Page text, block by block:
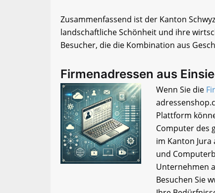
Zusammenfassend ist der Kanton
landschaftliche Schönheit und ihre
Besucher, die die Kombination aus
Firmenadressen aus
Wenn Sie die
Plattform
Computer des
im Kanton Jura
und
Unternehmen
Besuchen Sie